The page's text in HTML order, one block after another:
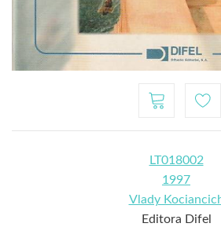
LT018002
1997
Vlady
Editora Difel